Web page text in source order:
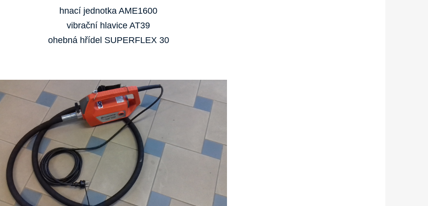
hnací jednotka AME1600
vibrační hlavice AT39
ohebná hřídel SUPERFLEX 30